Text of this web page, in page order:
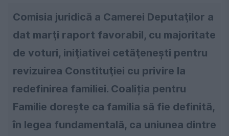
Comisia juridică a Camerei Deputaţilor a
dat marţi raport favorabil, cu majoritate
de voturi, iniţiativei cetăţeneşti pentru
revizuirea Constituţiei cu privire la
redefinirea familiei. Coaliția pentru
Familie dorește ca familia să fie definită,
în legea fundamentală, ca uniunea dintre